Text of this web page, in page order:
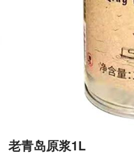
老青岛原浆1L